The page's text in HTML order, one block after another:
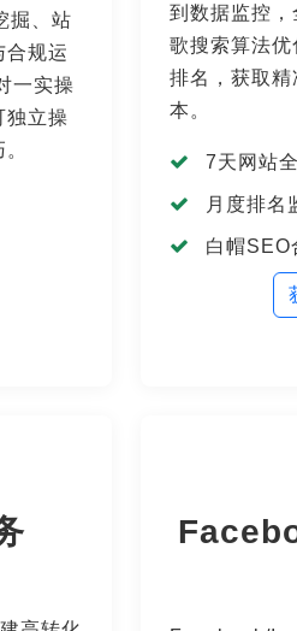
掘、站
合规运
一实操
独立操
到数据监控，
歌搜索算法优
排名，获取
本。
7天网站
月度排名
白帽SEO